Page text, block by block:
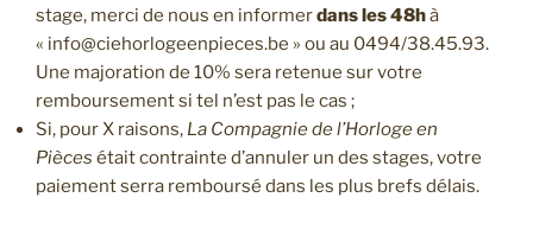
stage, merci de nous en informerdans les 48hà
« info@ciehorlogeenpieces.be » ou au 0494/38.45.93.
Une majoration de 10% sera retenue sur votre
remboursement si tel n’est pas le cas ;
Si, pour X raisons, La Compagnie de l’Horloge en
Pièces était contrainte d’annuler un des stages, votre
paiement serra remboursé dans les plus brefs délais.